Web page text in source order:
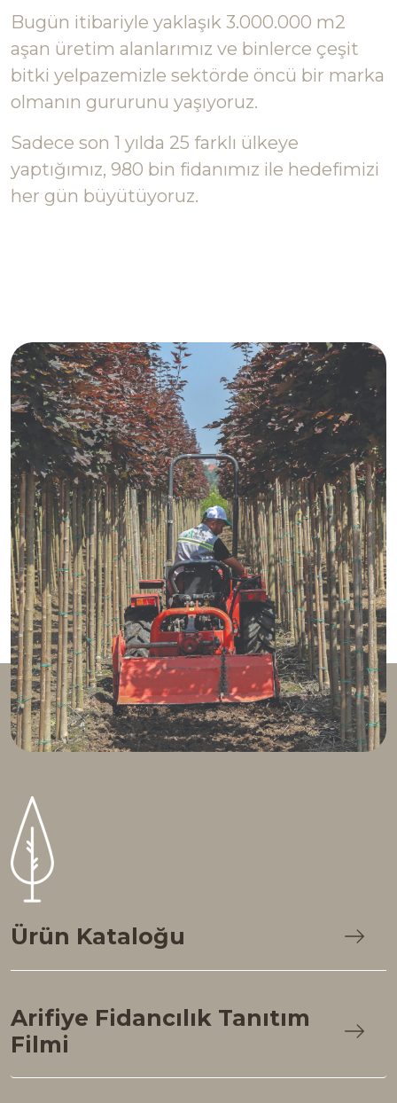
Bugün itibariyle yaklaşık 3.000.000 m2
aşan üretim alanlarımız ve binlerce çeşit
bitki yelpazemizle sektörde öncü bir marka
olmanın gururunu yaşıyoruz.
Sadece son 1 yılda 25 farklı ülkeye
yaptığımız, 980 bin fidanımız ile hedefimizi
her gün büyütüyoruz.
Ürün Kataloğu
Arifiye Fidancılık Tanıtım
Filmi